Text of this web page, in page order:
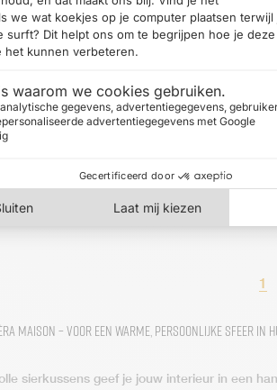
Faux Fur Kussen 50×50
inclusief Featherkussen
49,95
1
Maison – Voor een Warme, Persoonlijke Sfeer in
sierkussens geef je jouw interieur in een